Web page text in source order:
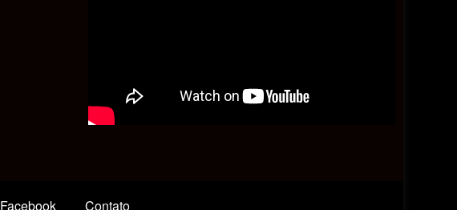
Facebook Contato